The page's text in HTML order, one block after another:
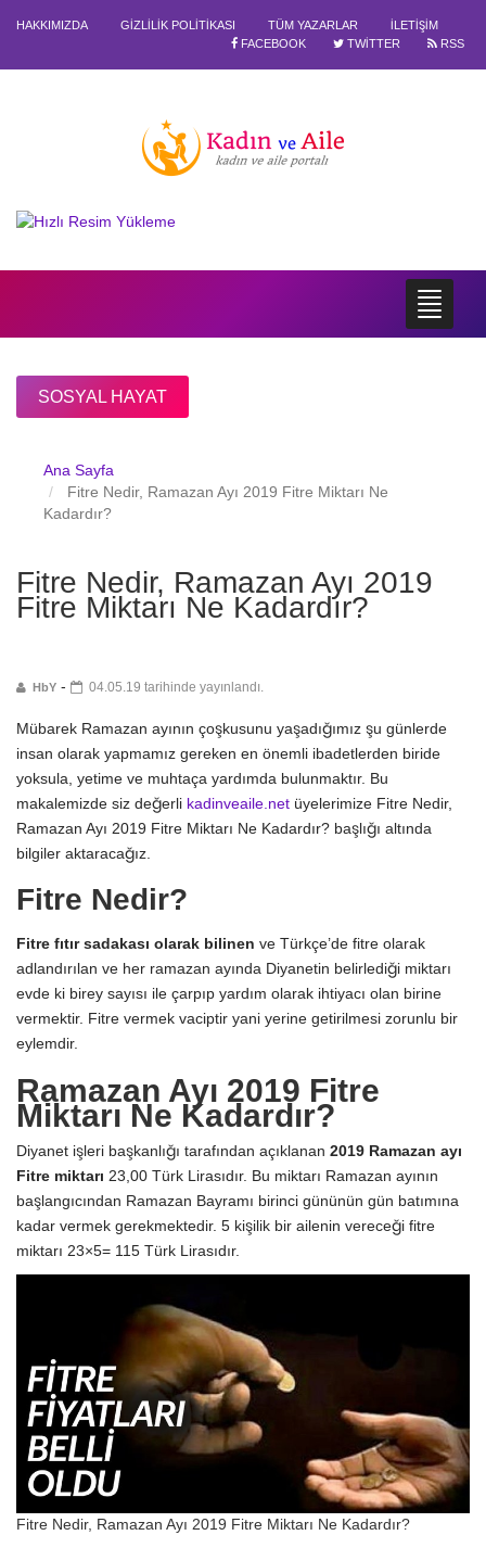
HAKKIMIZDA GIZLILIK POLITIKASI TÜM YAZARLAR
İLETIŞIM
FACEBOOK
TWITTER RSS
SOSYAL HAYAT
Ana Sayfa
Fitre Nedir, Ramazan Ayı 2019 Fitre Miktarı Ne
Kadardır?
Fitre Nedir, Ramazan Ayı 2019
Fitre Miktarı Ne Kadardır?
HbY - 04.05.19 tarihinde yayınlandı.
Mübarek Ramazan ayının çoşkusunu yaşadığımız şu günlerde
insan olarak yapmamız gereken en önemli ibadetlerden biride
yoksula, yetime ve muhtaça yardımda bulunmaktır. Bu
makalemizde siz değerli kadinveaile.net üyelerimize Fitre Nedir,
Ramazan Ayı 2019 Fitre Miktarı Ne Kadardır? başlığı altında
bilgiler aktaracağız.
Fitre Nedir?
Fitre fıtır sadakası olarak bilinen ve Türkçe’de fitre olarak
adlandırılan ve her ramazan ayında Diyanetin belirlediği miktarı
evde ki birey sayısı ile çarpıp yardım olarak ihtiyacı olan birine
vermektir. Fitre vermek vaciptir yani yerine getirilmesi zorunlu bir
eylemdir.
Ramazan Ayı 2019 Fitre
Miktarı Ne Kadardır?
Diyanet işleri başkanlığı tarafından açıklanan 2019 Ramazan ayı
Fitre miktarı 23,00 Türk Lirasıdır. Bu miktarı Ramazan ayının
başlangıcından Ramazan Bayramı birinci gününün gün batımına
kadar vermek gerekmektedir. 5 kişilik bir ailenin vereceği fitre
miktarı 23×5= 115 Türk Lirasıdır.
Fitre Nedir, Ramazan Ayı 2019 Fitre Miktarı Ne Kadardır?